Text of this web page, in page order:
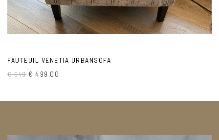
FAUTEUIL VENETIA URBANSOFA
€ 649 € 499.00